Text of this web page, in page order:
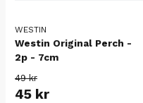
WESTIN
Westin Original Perch -
2p - 7cm
49 kr
45 kr